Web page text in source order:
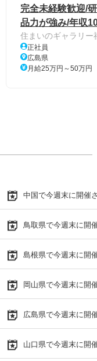
完全未経験歓迎/
品力が強み/年収
住まいのギャラリー
正社員
広島県
月給25万円～50万円
中国で今週末に開催
鳥取県で今週末に開
島根県で今週末に開
岡山県で今週末に開
広島県で今週末に開
山口県で今週末に開